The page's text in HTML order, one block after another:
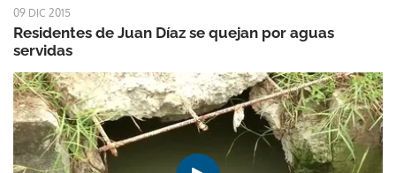
09 DIC 2015
Residentes de Juan Díaz se quejan por aguas
servidas